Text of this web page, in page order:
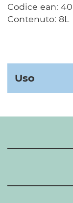
Codice ean:
Contenuto: 8L
Uso